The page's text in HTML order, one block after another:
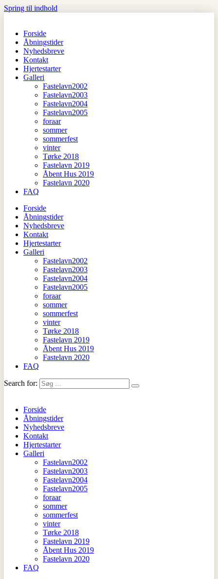
Spring til indhold
Forside
Åbningstider
Nyhedsbreve
Kontakt
Hjertestarter
Galleri
Fastelavn2002
Fastelavn2003
Fastelavn2004
Fastelavn2005
foraar
sommer
sommerfest
vinter
Tørke 2018
Fastelavn 2019
Åbent Hus 2019
Fastelavn 2020
FAQ
Forside
Åbningstider
Nyhedsbreve
Kontakt
Hjertestarter
Galleri
Fastelavn2002
Fastelavn2003
Fastelavn2004
Fastelavn2005
foraar
sommer
sommerfest
vinter
Tørke 2018
Fastelavn 2019
Åbent Hus 2019
Fastelavn 2020
FAQ
Search for:
Forside
Åbningstider
Nyhedsbreve
Kontakt
Hjertestarter
Galleri
Fastelavn2002
Fastelavn2003
Fastelavn2004
Fastelavn2005
foraar
sommer
sommerfest
vinter
Tørke 2018
Fastelavn 2019
Åbent Hus 2019
Fastelavn 2020
FAQ